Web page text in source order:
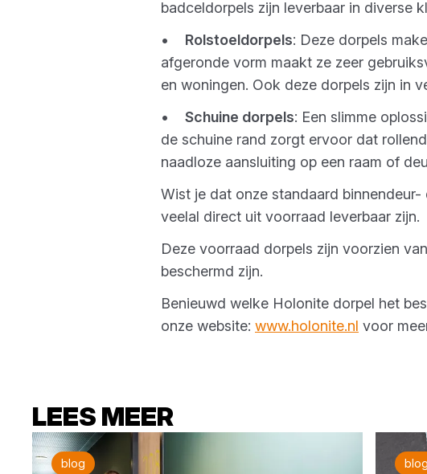
badceldorpels zijn leverbaar in diverse
• Rolstoeldorpels: Deze dorpels
afgeronde vorm maakt ze zeer
en woningen. Ook deze dorpels zijn in
• Schuine dorpels: Een slimme
de schuine rand zorgt ervoor dat
naadloze aansluiting op een raam of
Wist je dat onze standaard
veelal direct uit voorraad leverbaar zijn.
Deze voorraad dorpels zijn voorzien
beschermd zijn.
Benieuwd welke Holonite dorpel het
onze website: www.holonite.nl voor
LEES MEER
blog blog